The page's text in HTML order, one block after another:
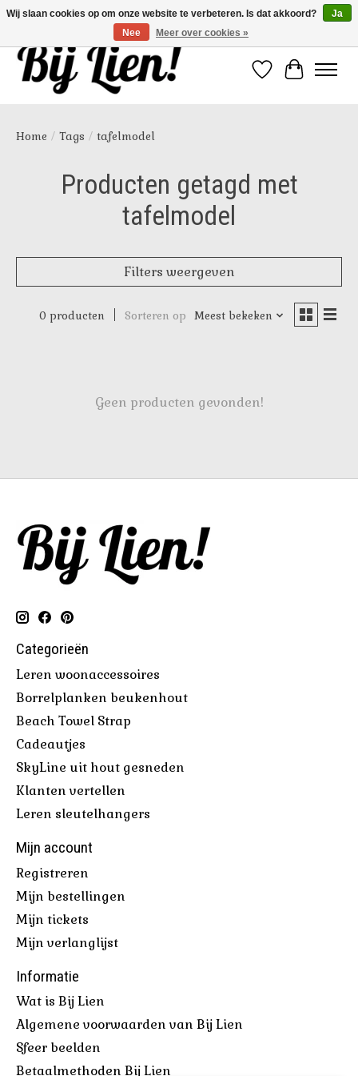
Verlanglijst
Home / Tags / tafelmodel
Producten getagd met
tafelmodel
Filters weergeven
0 producten Sorteren op Meest bekeken
Geen producten gevonden!
Categorieën
Leren woonaccessoires
Borrelplanken beukenhout
Beach Towel Strap
Cadeautjes
SkyLine uit hout gesneden
Klanten vertellen
Leren sleutelhangers
Mijn account
Registreren
Mijn bestellingen
Mijn tickets
Mijn verlanglijst
Informatie
Wat is Bij Lien
Algemene voorwaarden van Bij Lien
Sfeer beelden
Betaalmethoden Bij Lien
Wij slaan cookies op om onze website te verbeteren. Is dat akkoord?
Ja
Nee
Meer over cookies »